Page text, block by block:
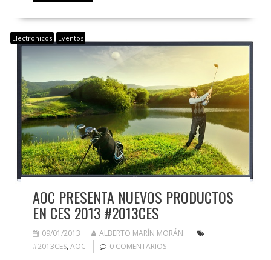
Electrónicos Eventos
AOC PRESENTA NUEVOS PRODUCTOS
EN CES 2013 #2013CES
09/01/2013
ALBERTO MARÍN MORÁN
#2013CES, AOC 0 COMENTARIOS